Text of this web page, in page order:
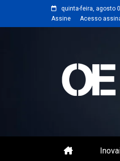
quinta-feira, agosto
Assine
Acesso